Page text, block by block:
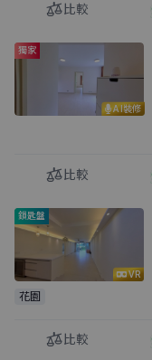
比較
AI裝修
獨家
比較
VR
鎖匙盤
花園
比較